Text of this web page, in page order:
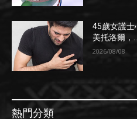
45歲女護士
美托洛爾，
2026/08/08
熱門分類